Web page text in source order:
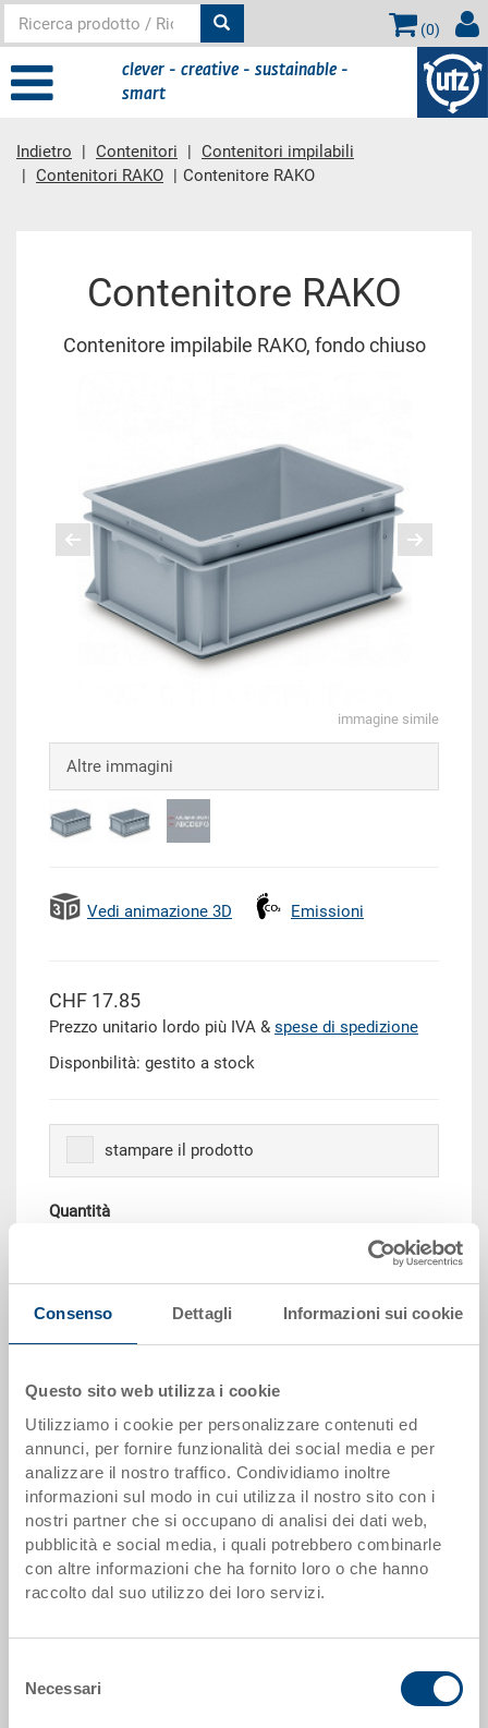
Consenso Dettagli Informazioni sui cookie
Questo sito web utilizza i cookie
Utilizziamo i cookie per personalizzare contenuti ed
annunci, per fornire funzionalità dei social media e per
analizzare il nostro traffico. Condividiamo inoltre
informazioni sul modo in cui utilizza il nostro sito con i
nostri partner che si occupano di analisi dei dati web,
pubblicità e social media, i quali potrebbero combinarle
con altre informazioni che ha fornito loro o che hanno
raccolto dal suo utilizzo dei loro servizi.
delNecessari
(0)
clever - creative - sustainable -
smart
Indietro Contenitori
Contenitori impilabili
Contenitori RAKO
Contenitore RAKO
Contenitore RAKO
Contenitore impilabile RAKO, fondo chiuso
immagine simile
Altre immagini
Vedi animazione 3D Emissioni
CHF 17.85
Prezzo unitario lordo più IVA & spese di spedizione
Disponbilità: gestito a stock
stampare il prodotto
Quantità
da 50 pezzi CHF 14.65
da 100 pezzi CHF 13.40
da 250 pezzi CHF 11.60
Codice